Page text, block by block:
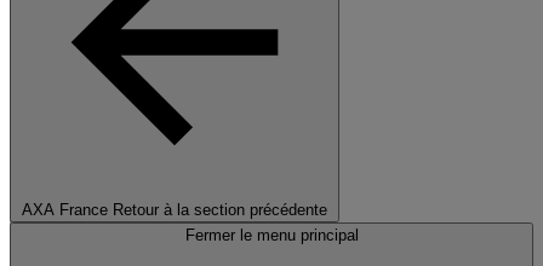
AXA France Retour à la section précédente
Fermer le menu principal